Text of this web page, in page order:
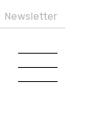
Newsletter